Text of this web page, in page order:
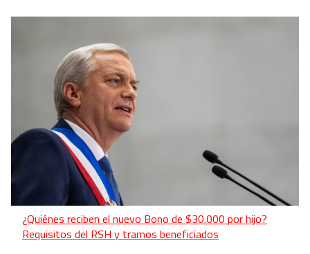
¿Quiénes reciben el nuevo Bono de $30.000 por hijo?
Requisitos del RSH y tramos beneficiados